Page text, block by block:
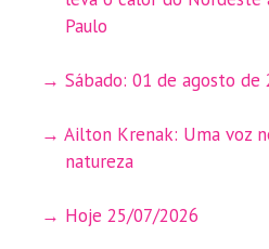
Paulo
Sábado: 01 de agosto de
Ailton Krenak: Uma voz
natureza
Hoje 25/07/2026